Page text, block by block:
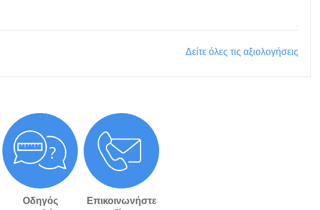
Δείτε όλες τις αξιολογήσεις
Οδηγός
Επικοινωνήστε